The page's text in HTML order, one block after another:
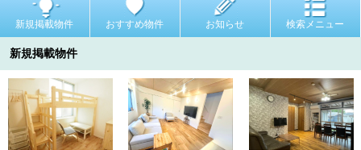
新規掲載物件 おすすめ物件 お知らせ 検索メニュー
新規掲載物件